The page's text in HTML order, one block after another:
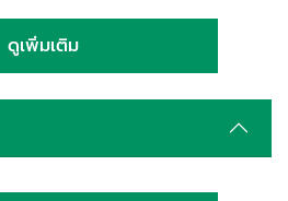
ดูเพิ่มเติม